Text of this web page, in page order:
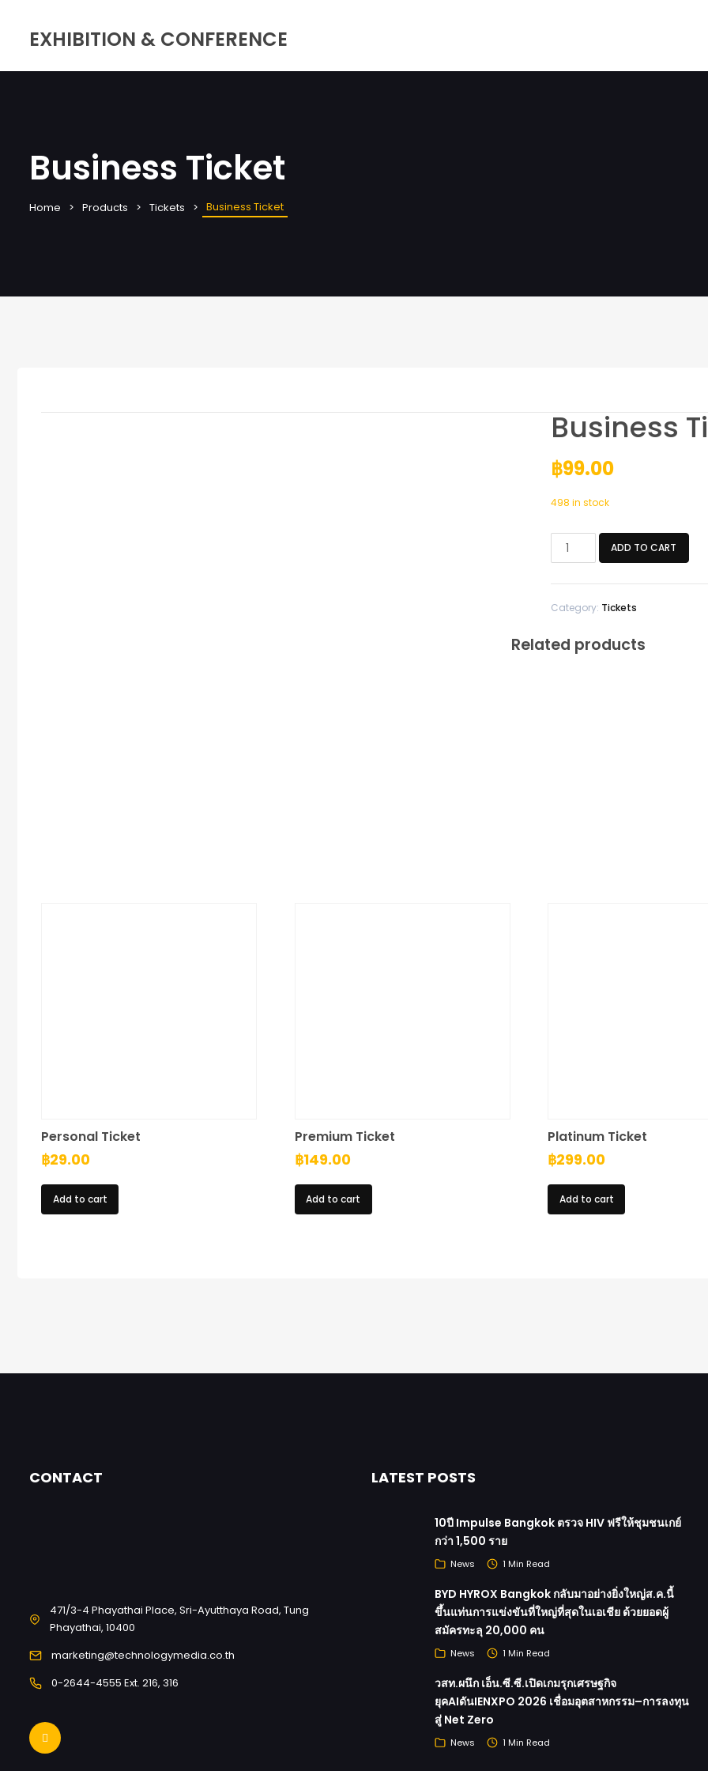
EXHIBITION & CONFERENCE
Business Ticket
Home Products Tickets Business Ticket
Business
฿99.00
498 in stock
Business
ADD TO CART
Category: Tickets
Related products
Personal Ticket
฿29.00
Add to cart
Premium Ticket
฿149.00
Add to cart
Platinum Ticket
฿299.00
Add to cart
CONTACT
471/3-4 Phayathai Place, Sri-Ayutthaya Road, Tung
Phayathai, 10400
marketing@technologymedia.co.th
0-2644-4555 Ext. 216, 316
LATEST POSTS
10ปี Impulse Bangkok ตรวจ HIV ฟรีให้ชุมชนเกย์
กว่า 1,500 ราย
News 1 Min Read
BYD HYROX Bangkok กลับมาอย่างยิ่งใหญ่ส.ค.นี้
ขึ้นแท่นการแข่งขันที่ใหญ่ที่สุดในเอเชีย ด้วยยอดผู้
สมัครทะลุ 20,000 คน
News 1 Min Read
วสท.ผนึก เอ็น.ซี.ซี.เปิดเกมรุกเศรษฐกิจ
ยุคAIดันIENXPO 2026 เชื่อมอุตสาหกรรม–การลงทุน
สู่ Net Zero
News 1 Min Read